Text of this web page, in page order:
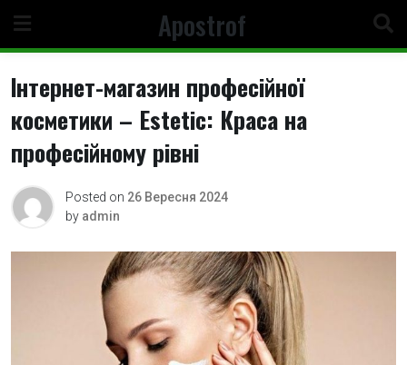
content
Apostrof
Інтернет-магазин професійної
косметики – Estetic: Краса на
професійному рівні
Posted on 26 Вересня 2024
by admin